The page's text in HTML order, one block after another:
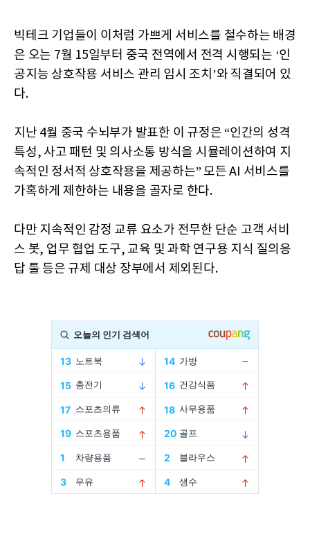
빅테크 기업들이 이처럼 가쁘게 서비스를 철수하는 배경
은 오는 7월 15일부터 중국 전역에서 전격 시행되는 ‘인
공지능 상호작용 서비스 관리 임시 조치’와 직결되어 있
다.
지난 4월 중국 수뇌부가 발표한 이 규정은 “인간의 성격
특성, 사고 패턴 및 의사소통 방식을 시뮬레이션하여 지
속적인 정서적 상호작용을 제공하는” 모든 AI 서비스를
가혹하게 제한하는 내용을 골자로 한다.
다만 지속적인 감정 교류 요소가 전무한 단순 고객 서비
스 봇, 업무 협업 도구, 교육 및 과학 연구용 지식 질의응
답 툴 등은 규제 대상 장부에서 제외된다.